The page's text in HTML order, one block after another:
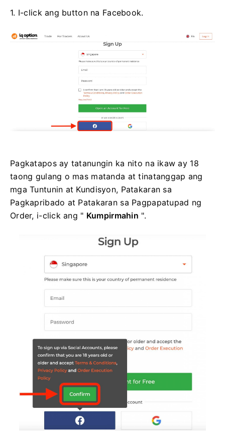
1. I-click ang button na Facebook.
Pagkatapos ay tatanungin ka nito na ikaw ay 18
taong gulang o mas matanda at tinatanggap ang
mga Tuntunin at Kundisyon, Patakaran sa
Pagkapribado at Patakaran sa Pagpapatupad ng
Order, i-click ang " Kumpirmahin ".